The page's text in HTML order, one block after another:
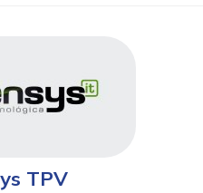
TPV